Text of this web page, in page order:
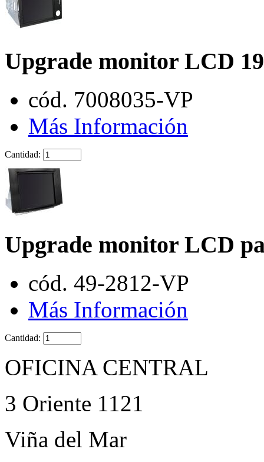
Upgrade monitor LCD
cód. 7008035-VP
Más Información
Cantidad:
Upgrade monitor LCD
cód. 49-2812-VP
Más Información
Cantidad:
OFICINA CENTRAL
3 Oriente 1121
Viña del Mar